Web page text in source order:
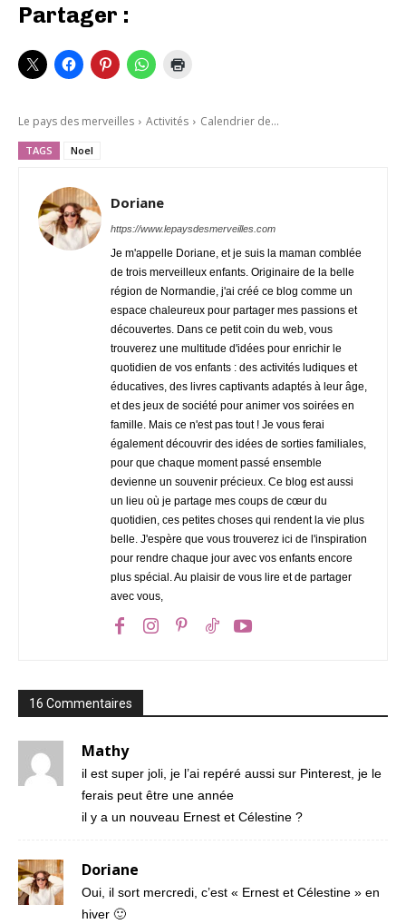
Partager :
Le pays des merveilles Activités Calendrier de...
TAGS Noel
Doriane
https://www.lepaysdesmerveilles.com
Je m'appelle Doriane, et je suis la maman comblée
de trois merveilleux enfants. Originaire de la belle
région de Normandie, j'ai créé ce blog comme un
espace chaleureux pour partager mes passions et
découvertes. Dans ce petit coin du web, vous
trouverez une multitude d'idées pour enrichir le
quotidien de vos enfants : des activités ludiques et
éducatives, des livres captivants adaptés à leur âge,
et des jeux de société pour animer vos soirées en
famille. Mais ce n'est pas tout ! Je vous ferai
également découvrir des idées de sorties familiales,
pour que chaque moment passé ensemble
devienne un souvenir précieux. Ce blog est aussi
un lieu où je partage mes coups de cœur du
quotidien, ces petites choses qui rendent la vie plus
belle. J'espère que vous trouverez ici de l'inspiration
pour rendre chaque jour avec vos enfants encore
plus spécial. Au plaisir de vous lire et de partager
avec vous,
16 Commentaires
Mathy
il est super joli, je l’ai repéré aussi sur Pinterest, je le
ferais peut être une année
il y a un nouveau Ernest et Célestine ?
Doriane
Oui, il sort mercredi, c’est « Ernest et Célestine » en
hiver 🙂